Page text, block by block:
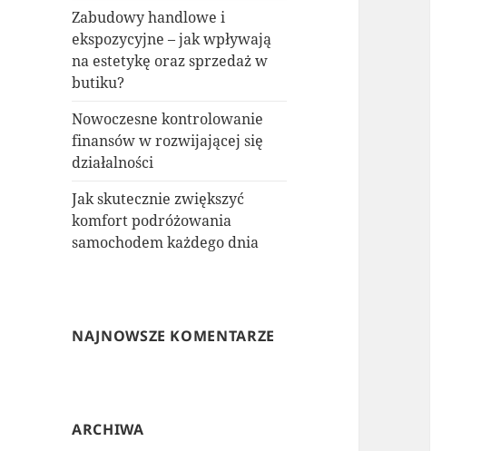
Zabudowy handlowe i
ekspozycyjne – jak wpływają
na estetykę oraz sprzedaż w
butiku?
Nowoczesne kontrolowanie
finansów w rozwijającej się
działalności
Jak skutecznie zwiększyć
komfort podróżowania
samochodem każdego dnia
NAJNOWSZE KOMENTARZE
ARCHIWA